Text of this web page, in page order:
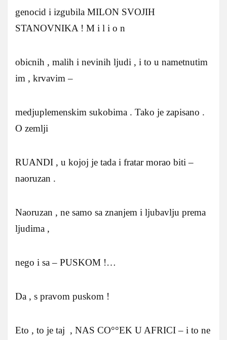
genocid i izgubila MILON SVOJIH
STANOVNIKA ! M i l i o n
obicnih , malih i nevinih ljudi , i to u nametnutim
im , krvavim –
medjuplemenskim sukobima . Tako je zapisano .
O zemlji
RUANDI , u kojoj je tada i fratar morao biti –
naoruzan .
Naoruzan , ne samo sa znanjem i ljubavlju prema
ljudima ,
nego i sa – PUSKOM !…
Da , s pravom puskom !
Eto , to je taj , NAS CO°°EK U AFRICI – i to ne